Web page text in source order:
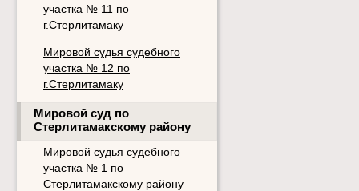
участка № 11 по
г.Стерлитамаку
Мировой судья судебного
участка № 12 по
г.Стерлитамаку
Мировой суд по
Стерлитамакскому району
Мировой судья судебного
участка № 1 по
Стерлитамакскому району